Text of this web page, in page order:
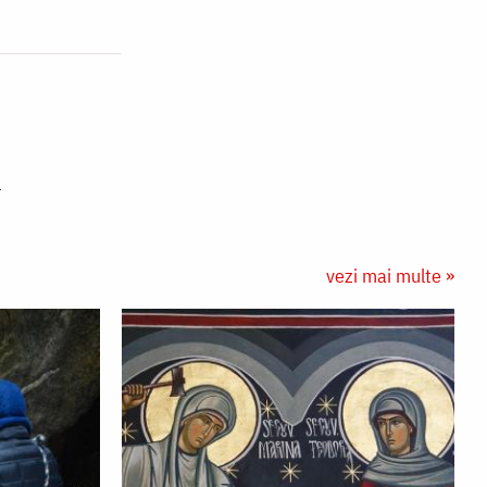
vezi mai multe »